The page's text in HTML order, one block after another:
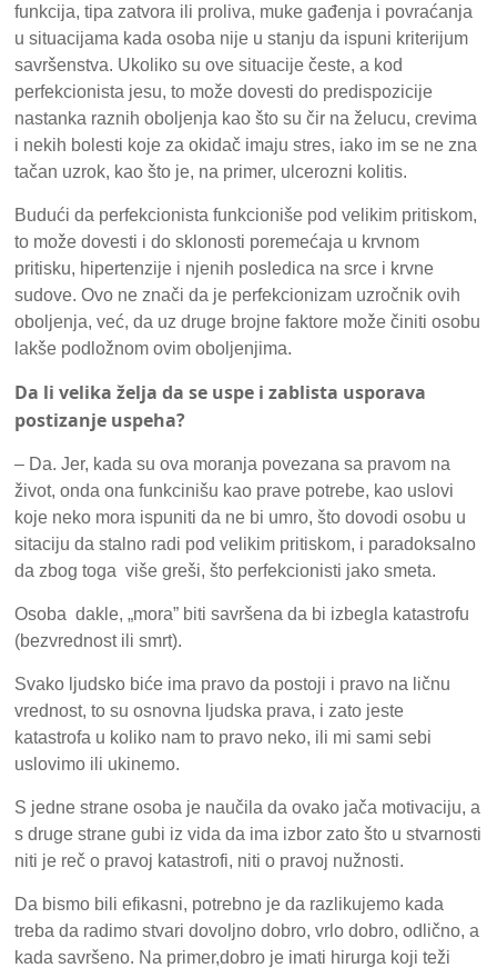
funkcija, tipa zatvora ili proliva, muke gađenja i povraćanja
u situacijama kada osoba nije u stanju da ispuni kriterijum
savršenstva. Ukoliko su ove situacije česte, a kod
perfekcionista jesu, to može dovesti do predispozicije
nastanka raznih oboljenja kao što su čir na želucu, crevima
i nekih bolesti koje za okidač imaju stres, iako im se ne zna
tačan uzrok, kao što je, na primer, ulcerozni kolitis.
Budući da perfekcionista funkcioniše pod velikim pritiskom,
to može dovesti i do sklonosti poremećaja u krvnom
pritisku, hipertenzije i njenih posledica na srce i krvne
sudove. Ovo ne znači da je perfekcionizam uzročnik ovih
oboljenja, već, da uz druge brojne faktore može činiti osobu
lakše podložnom ovim oboljenjima.
Da li velika želja da se uspe i zablista usporava
postizanje uspeha?
– Da. Jer, kada su ova moranja povezana sa pravom na
život, onda ona funkcinišu kao prave potrebe, kao uslovi
koje neko mora ispuniti da ne bi umro, što dovodi osobu u
sitaciju da stalno radi pod velikim pritiskom, i paradoksalno
da zbog toga više greši, što perfekcionisti jako smeta.
Osoba dakle, „mora” biti savršena da bi izbegla katastrofu
(bezvrednost ili smrt).
Svako ljudsko biće ima pravo da postoji i pravo na ličnu
vrednost, to su osnovna ljudska prava, i zato jeste
katastrofa u koliko nam to pravo neko, ili mi sami sebi
uslovimo ili ukinemo.
S jedne strane osoba je naučila da ovako jača motivaciju, a
s druge strane gubi iz vida da ima izbor zato što u stvarnosti
niti je reč o pravoj katastrofi, niti o pravoj nužnosti.
Da bismo bili efikasni, potrebno je da razlikujemo kada
treba da radimo stvari dovoljno dobro, vrlo dobro, odlično, a
kada savršeno. Na primer,dobro je imati hirurga koji teži